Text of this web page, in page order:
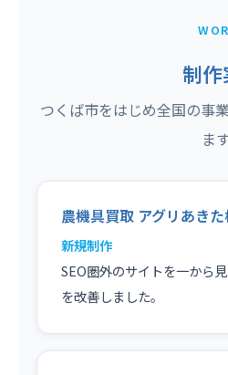
制
つくば市をはじめ全国の事
ま
農機具買取 アグリあきた
新規制作
SEO圏外のサイトを一から
を改善しました。